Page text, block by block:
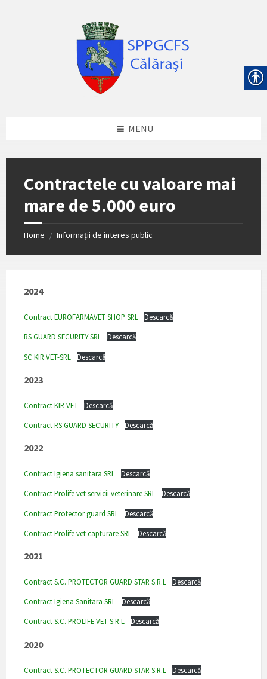
MENU
Contractele cu valoare mai
mare de 5.000 euro
Home / Informații de interes public
2024
Contract EUROFARMAVET SHOP SRL Descarcă
RS GUARD SECURITY SRL Descarcă
SC KIR VET-SRL Descarcă
2023
Contract KIR VET Descarcă
Contract RS GUARD SECURITY Descarcă
2022
Contract Igiena sanitara SRL Descarcă
Contract Prolife vet servicii veterinare SRL Descarcă
Contract Protector guard SRL Descarcă
Contract Prolife vet capturare SRL Descarcă
2021
Contract S.C. PROTECTOR GUARD STAR S.R.L Descarcă
Contract Igiena Sanitara SRL Descarcă
Contract S.C. PROLIFE VET S.R.L Descarcă
2020
Contract S.C. PROTECTOR GUARD STAR S.R.L Descarcă